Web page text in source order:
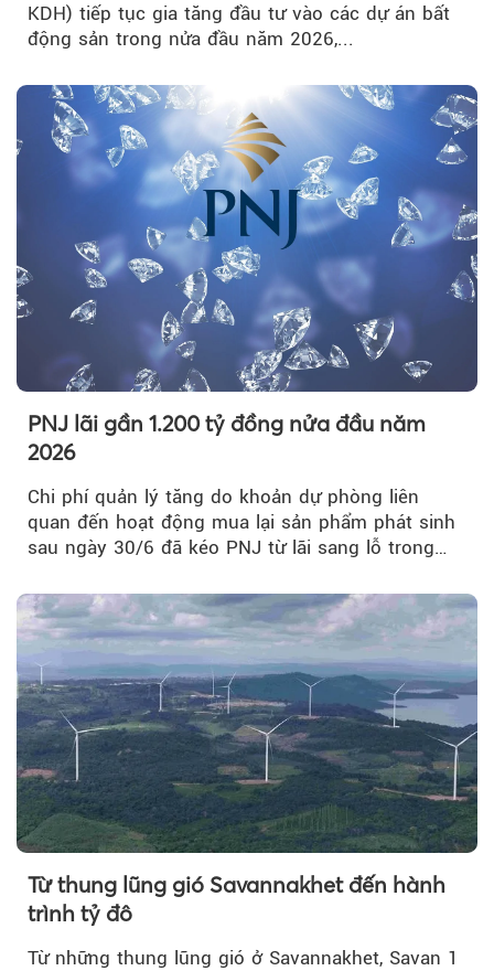
KDH) tiếp tục gia tăng đầu tư vào các dự án bất
động sản trong nửa đầu năm 2026,...
PNJ lãi gần 1.200 tỷ đồng nửa đầu năm
2026
Chi phí quản lý tăng do khoản dự phòng liên
quan đến hoạt động mua lại sản phẩm phát sinh
sau ngày 30/6 đã kéo PNJ từ lãi sang lỗ trong
Từ thung lũng gió Savannakhet đến hành
trình tỷ đô
Từ những thung lũng gió ở Savannakhet, Savan 1